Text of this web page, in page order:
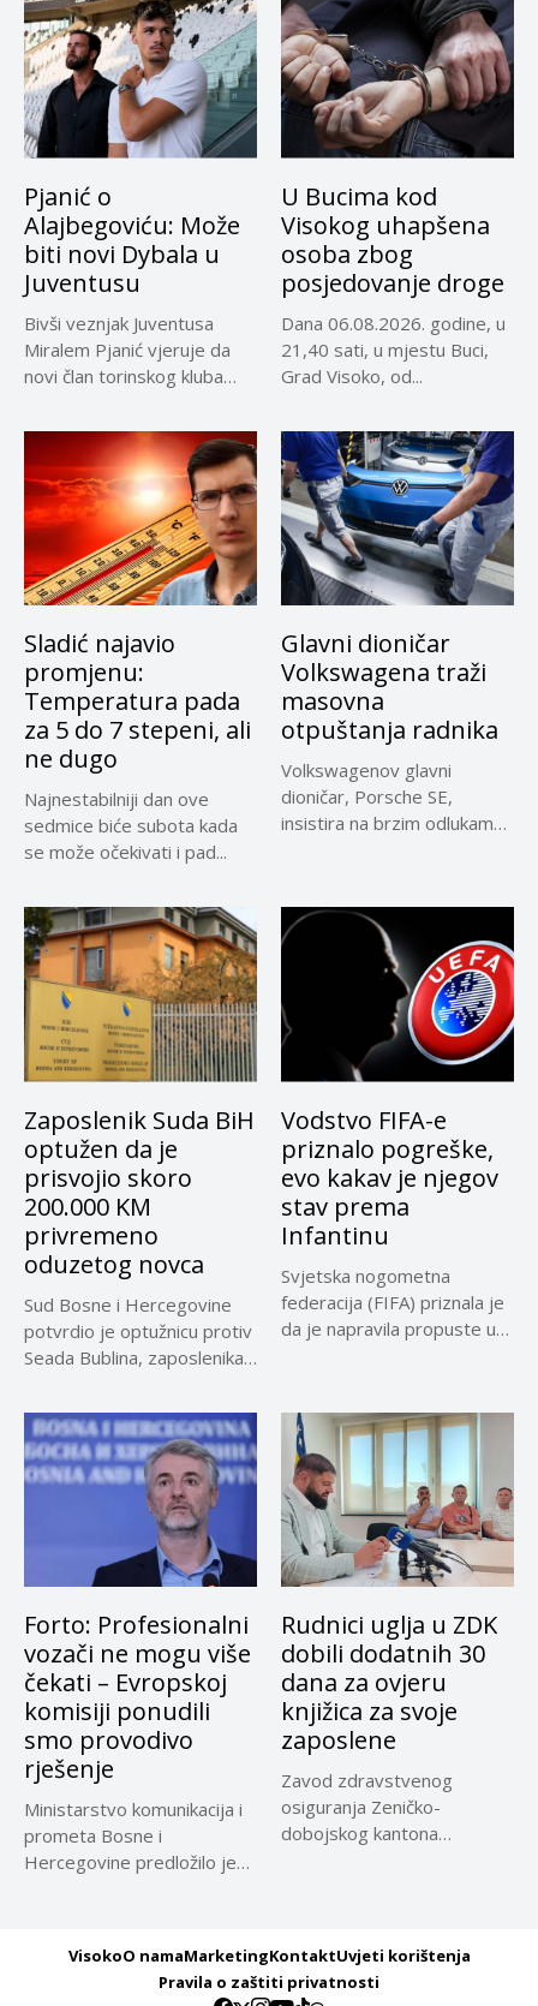
Pjanić o
Alajbegoviću: Može
biti novi Dybala u
Juventusu
Bivši veznjak Juventusa
Miralem Pjanić vjeruje da
novi član torinskog kluba
U Bucima kod
Visokog uhapšena
osoba zbog
posjedovanje droge
Dana 06.08.2026. godine, u
21,40 sati, u mjestu Buci,
Grad Visoko, od...
Sladić najavio
promjenu:
Temperatura pada
za 5 do 7 stepeni, ali
ne dugo
Najnestabilniji dan ove
sedmice biće subota kada
se može očekivati i pad...
Glavni dioničar
Volkswagena traži
masovna
otpuštanja radnika
Volkswagenov glavni
dioničar, Porsche SE,
insistira na brzim odlukama
Zaposlenik Suda BiH
optužen da je
prisvojio skoro
200.000 KM
privremeno
oduzetog novca
Sud Bosne i Hercegovine
potvrdio je optužnicu protiv
Seada Bublina, zaposlenika
Vodstvo FIFA-e
priznalo pogreške,
evo kakav je njegov
stav prema
Infantinu
Svjetska nogometna
federacija (FIFA) priznala je
da je napravila propuste u
Forto: Profesionalni
vozači ne mogu više
čekati – Evropskoj
komisiji ponudili
smo provodivo
rješenje
Ministarstvo komunikacija i
prometa Bosne i
Hercegovine predložilo je
Rudnici uglja u ZDK
dobili dodatnih 30
dana za ovjeru
knjižica za svoje
zaposlene
Zavod zdravstvenog
osiguranja Zeničko-
dobojskog kantona
VisokoO namaMarketingKontaktUvjeti korištenja
Pravila o zaštiti privatnosti